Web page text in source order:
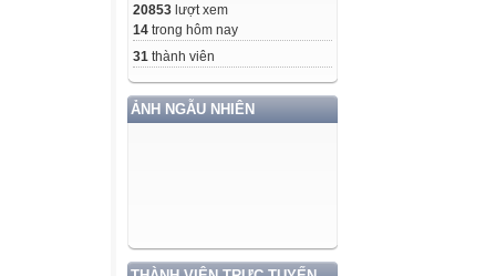
20853 lượt xem
14 trong hôm nay
31 thành viên
ẢNH NGẪU NHIÊN